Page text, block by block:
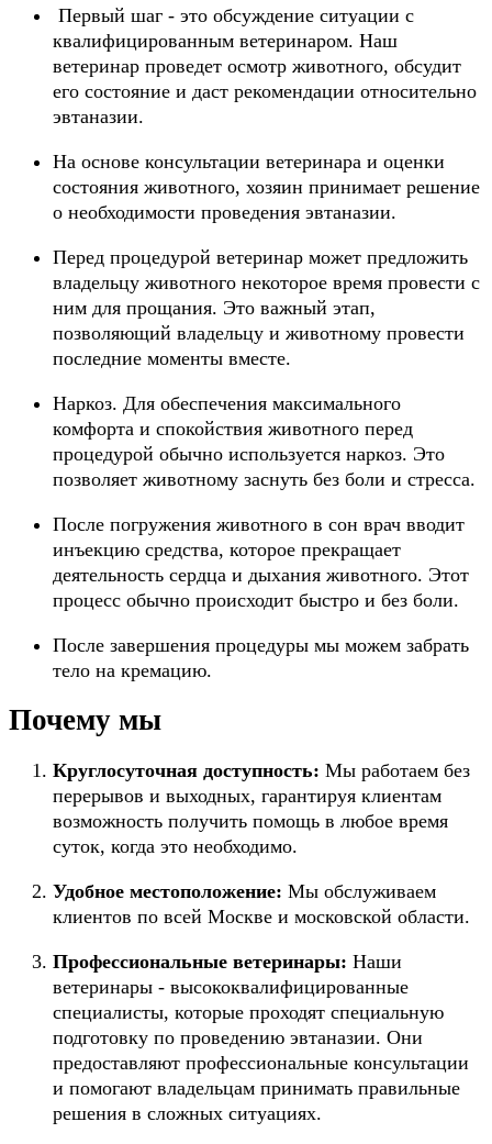
Первый шаг - это обсуждение ситуации с
квалифицированным ветеринаром. Наш
ветеринар проведет осмотр животного, обсудит
его состояние и даст рекомендации относительно
эвтаназии.
На основе консультации ветеринара и оценки
состояния животного, хозяин принимает решение
о необходимости проведения эвтаназии.
Перед процедурой ветеринар может предложить
владельцу животного некоторое время провести с
ним для прощания. Это важный этап,
позволяющий владельцу и животному провести
последние моменты вместе.
Наркоз. Для обеспечения максимального
комфорта и спокойствия животного перед
процедурой обычно используется наркоз. Это
позволяет животному заснуть без боли и стресса.
После погружения животного в сон врач вводит
инъекцию средства, которое прекращает
деятельность сердца и дыхания животного. Этот
процесс обычно происходит быстро и без боли.
После завершения процедуры мы можем забрать
тело на кремацию.
Почему мы
Круглосуточная доступность: Мы работаем без
перерывов и выходных, гарантируя клиентам
возможность получить помощь в любое время
суток, когда это необходимо.
Удобное местоположение: Мы обслуживаем
клиентов по всей Москве и московской области.
Профессиональные ветеринары: Наши
ветеринары - высококвалифицированные
специалисты, которые проходят специальную
подготовку по проведению эвтаназии. Они
предоставляют профессиональные консультации
и помогают владельцам принимать правильные
решения в сложных ситуациях.